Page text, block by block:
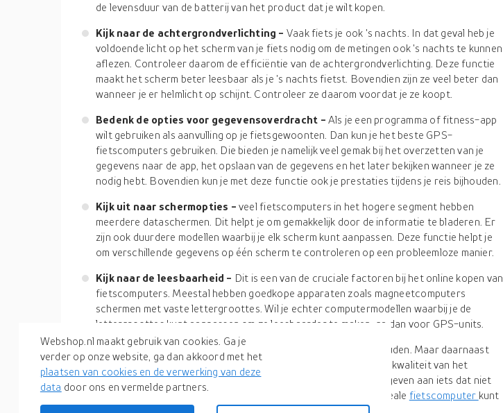
de levensduur van de batterij van het product dat je wilt kopen.
Kijk naar de achtergrondverlichting - Vaak fiets je ook 's nachts. In dat geval heb je
voldoende licht op het scherm van je fiets nodig om de metingen ook 's nachts te kunnen
aflezen. Controleer daarom de efficiëntie van de achtergrondverlichting. Deze functie
maakt het scherm beter leesbaar als je 's nachts fietst. Bovendien zijn ze veel beter dan
wanneer je er helmlicht op schijnt. Controleer ze daarom voordat je ze koopt.
Bedenk de opties voor gegevensoverdracht - Als je een programma of fitness-app
wilt gebruiken als aanvulling op je fietsgewoonten. Dan kun je het beste GPS-
fietscomputers gebruiken. Die bieden je namelijk veel gemak bij het overzetten van je
gegevens naar de app, het opslaan van de gegevens en het later bekijken wanneer je ze
nodig hebt. Bovendien kun je met deze functie ook je prestaties tijdens je reis bijhouden.
Kijk uit naar schermopties -veel fietscomputers in het hogere segment hebben
meerdere dataschermen. Dit helpt je om gemakkelijk door de informatie te bladeren. Er
zijn ook duurdere modellen waarbij je elk scherm kunt aanpassen. Deze functie helpt je
om verschillende gegevens op één scherm te controleren op een probleemloze manier.
Kijk naar de leesbaarheid - Dit is een van de cruciale factoren bij het online kopen van
fietscomputers. Meestal hebben goedkope apparaten zoals magneetcomputers
schermen met vaste lettergroottes. Wil je echter computermodellen waarbij je de
lettergroottes kunt aanpassen om ze leesbaarder te maken, ga dan voor GPS-units.
Daar heb je de lijst met essentiële factoren om rekening mee te houden. Maar daarnaast
moet je ook rekening houden met de veelzijdigheid, de kosten en de kwaliteit van het
product dat je koopt. Je wilt immers niet uiteindelijk een fortuin uitgeven aan iets dat niet
werkt of niet voldoet. We hopen dat je met bovenstaande tips je ideale fietscomputer kunt
kiezen uit de verschillende opties die er op de markt zijn.
Webshop.nl maakt gebruik van cookies. Ga je
verder op onze website, ga dan akkoord met het
plaatsen van cookies en de verwerking van deze
data door ons en vermelde partners.